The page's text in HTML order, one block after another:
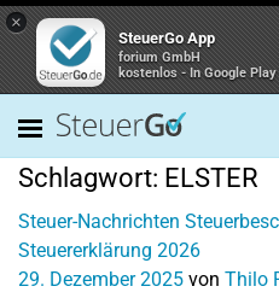
×
SteuerGo App
forium GmbH
kostenlos - In Google Play
Schlagwort: ELSTER
Steuer-Nachrichten
Steuererklärung 2026
29. Dezember 2025 von Thilo